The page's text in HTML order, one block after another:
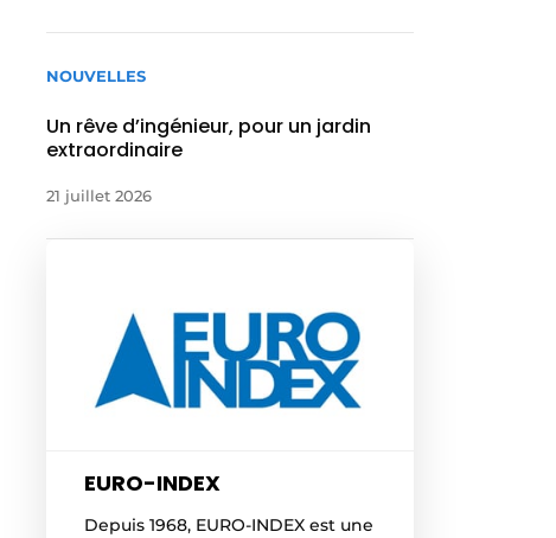
NOUVELLES
Un rêve d’ingénieur, pour un jardin
extraordinaire
21 juillet 2026
EURO-INDEX
Depuis 1968, EURO-INDEX est une